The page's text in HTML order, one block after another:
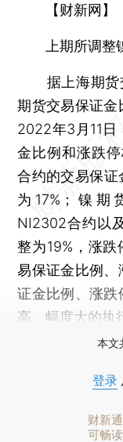
【财新网】
上期所调
据上海期货
期货交易保证金
2022年3月11日
金比例和涨跌
合约的交易保
为17%；镍期
NI2302合约以
整为19%，涨跌
易保证金比例、
证金比例、涨跌
高、幅度大的执
本文
登录
财新
可畅